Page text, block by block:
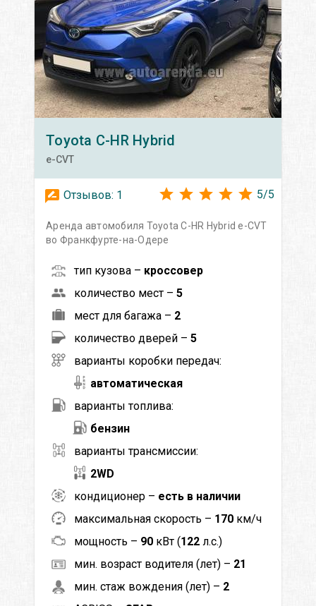
Toyota C-HR Hybrid
e-CVT
Отзывов: 1 5/5
Аренда автомобиля Toyota C-HR Hybrid e-CVT
во Франкфурте-на-Одере
тип кузова – кроссовер
количество мест – 5
мест для багажа – 2
количество дверей – 5
варианты коробки передач:
автоматическая
варианты топлива:
бензин
варианты трансмиссии:
2WD
кондиционер – есть в наличии
максимальная скорость – 170 км/ч
мощность – 90 кВт (122 л.с.)
мин. возраст водителя (лет) – 21
мин. стаж вождения (лет) – 2